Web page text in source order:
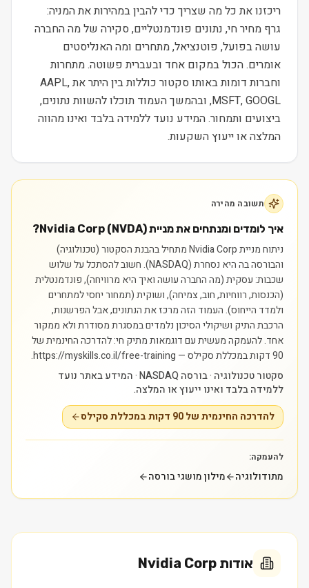
ריכזנו את כל מה שצריך כדי להבין במהירות את המניה:
גרף מחיר חי, נתונים פונדמנטליים, סקירה של מה החברה
עושה בפועל, פוטנציאל, מתחרים ומה האנליסטים
אומרים. הכול במקום אחד ובעברית פשוטה. מתחרות
וחברות דומות באותו סקטור כוללות בין היתר את AAPL,
MSFT, GOOGL, ובהמשך העמוד תוכלו להשוות נתונים,
ביצועים ותמחור. המידע נועד ללמידה בלבד ואינו מהווה
המלצה או ייעוץ השקעות.
תשובה מהירה
איך לומדים ומנתחים את מניית Nvidia Corp (NVDA)?
ניתוח מניית Nvidia Corp מתחיל בהבנת הסקטור (טכנולוגיה)
והבורסה בה היא נסחרת (NASDAQ). חשוב להסתכל על שלוש
שכבות: עסקית (מה החברה עושה ואיך היא מרוויחה), פונדמנטלית
(הכנסות, רווחיות, חוב, צמיחה), ושוקית (תמחור יחסי למתחרים
ולמדד הייחוס). העמוד הזה מרכז את הנתונים, אבל הפרשנות,
הרכבת התיק ושיקולי הסיכון נלמדים במסגרת מסודרת ולא ממקור
אחד.להעמקה מעשית עם דוגמאות מתיק חי: להדרכה החינמית של
90 דקות במכללת סקילס — https://myskills.co.il/free-training.
סקטור טכנולוגיה · בורסה NASDAQ · המידע באתר נועד
ללמידה בלבד ואינו ייעוץ או המלצה.
להדרכה החינמית של 90 דקות במכללת סקילס
להעמקה:
מתודולוגיה מילון מושגי בורסה
אודות Nvidia Corp